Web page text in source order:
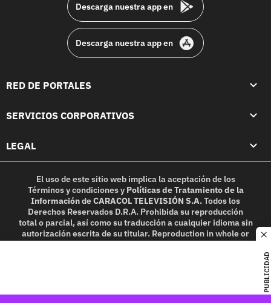
PUBLICIDAD
Descarga nuestra app en
Descarga nuestra app en
RED DE PORTALES
SERVICIOS CORPORATIVOS
LEGAL
El uso de este sitio web implica la aceptación de los
Términos y condicionesy Políticas de Tratamiento de la
InformacióndeCARACOL TELEVISIÓN S.A.Todos los
Derechos Reservados D.R.A. Prohibida su reproducción
total o parcial, así como su traducción a cualquier idioma sin
autorización escrita de su titular. Reproduction in whole or
in part, or translation without written permission is